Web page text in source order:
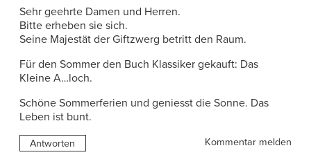
Sehr geehrte Damen und Herren.
Bitte erheben sie sich.
Seine Majestät der Giftzwerg betritt den Raum.
Für den Sommer den Buch Klassiker gekauft: Das
Kleine A…loch.
Schöne Sommerferien und geniesst die Sonne. Das
Leben ist bunt.
Antworten Kommentar melden